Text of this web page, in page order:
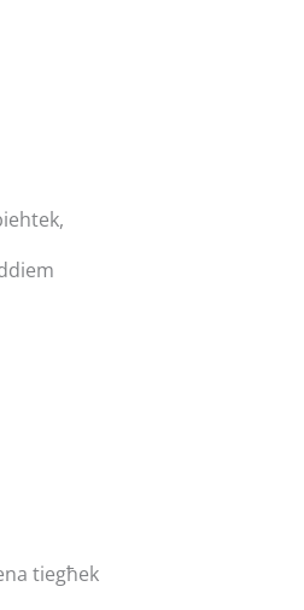
tiegħek